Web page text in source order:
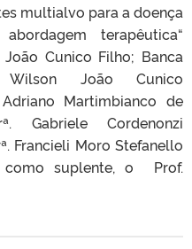
multialvo para a doença
terapêutica“
Cunico Filho; Banca
Wilson João Cunico
Martimbianco de
Gabriele Cordenonzi
Francieli Moro Stefanello
como suplente, o Prof.